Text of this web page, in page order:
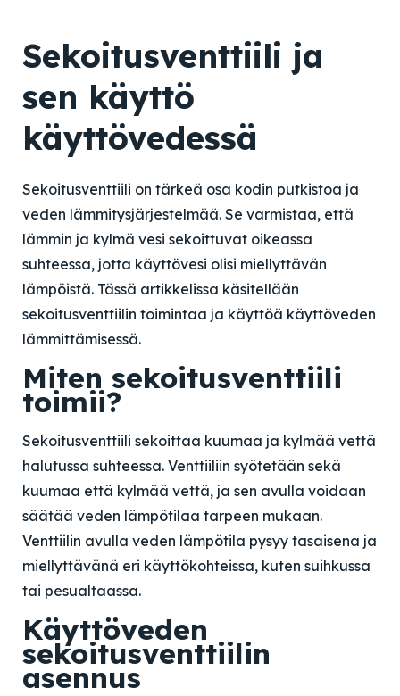
Sekoitusventtiili ja
sen käyttö
käyttövedessä
Sekoitusventtiili on tärkeä osa kodin putkistoa ja
veden lämmitysjärjestelmää. Se varmistaa, että
lämmin ja kylmä vesi sekoittuvat oikeassa
suhteessa, jotta käyttövesi olisi miellyttävän
lämpöistä. Tässä artikkelissa käsitellään
sekoitusventtiilin toimintaa ja käyttöä käyttöveden
lämmittämisessä.
Miten sekoitusventtiili
toimii?
Sekoitusventtiili sekoittaa kuumaa ja kylmää vettä
halutussa suhteessa. Venttiiliin syötetään sekä
kuumaa että kylmää vettä, ja sen avulla voidaan
säätää veden lämpötilaa tarpeen mukaan.
Venttiilin avulla veden lämpötila pysyy tasaisena ja
miellyttävänä eri käyttökohteissa, kuten suihkussa
tai pesualtaassa.
Käyttöveden
sekoitusventtiilin
asennus